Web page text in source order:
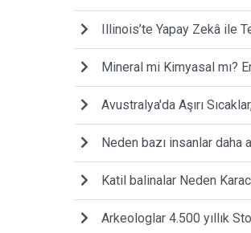
Illinois’te Yapay Zekâ ile
Mineral mi Kimyasal mı?
Avustralya'da Aşırı
Neden bazı insanlar daha
Katil balinalar Neden
Arkeologlar 4.500 yıllık